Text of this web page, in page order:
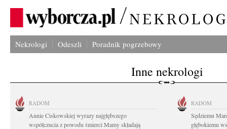
Nekrologi Odeszli Poradnik pogrzebowy
Inne nekrologi
RADOM
Annie Ciskowskiej wyrazy najgłębszego
współczucia z powodu śmierci Mamy składają
RADOM
Sędziemu
głębokiemu